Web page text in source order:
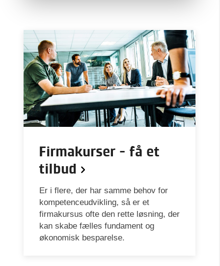
Firmakurser - få et
tilbud
Er i flere, der har samme behov for
kompetenceudvikling, så er et
firmakursus ofte den rette løsning, der
kan skabe fælles fundament og
økonomisk besparelse.